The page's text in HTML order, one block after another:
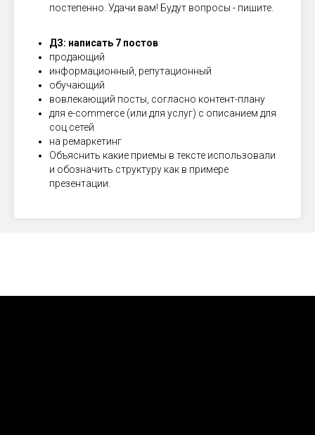
постепенно. Удачи вам! Будут вопросы - пишите.
ДЗ: написать 7 постов
продающий
информационный, репутационный
обучающий
вовлекающий посты, согласно контент-плану
для e-commerce (или для услуг) с описанием для
соц сетей
на ремаркетинг
Объяснить какие приемы в тексте использовали
и обозначить структуру как в примере
презентации.